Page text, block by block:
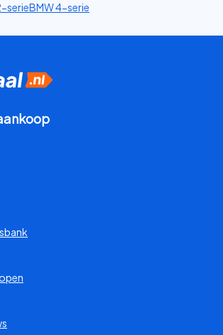
serieBMW 4-serie